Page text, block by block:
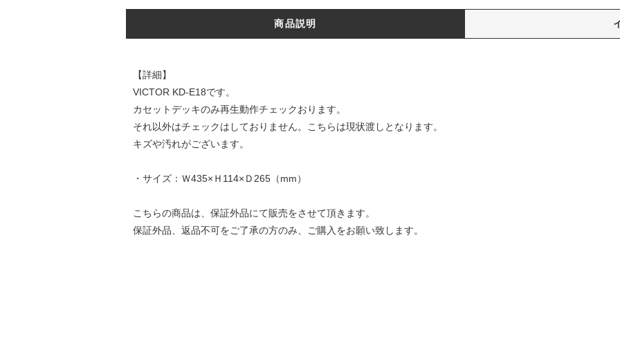
商品説明
【詳細】
VICTOR KD-E18です。
カセットデッキのみ再生動作チェックおります。
それ以外はチェックはしておりません。こちらは現状渡しとなります。
キズや汚れがございます。
・サイズ：Ｗ435×Ｈ114×Ｄ265（mm）
こちらの商品は、保証外品にて販売をさせて頂きます。
保証外品、返品不可をご了承の方のみ、ご購入をお願い致します。